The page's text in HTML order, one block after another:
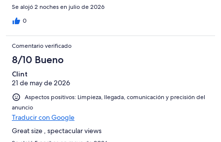
Se alojó 2 noches en julio de 2026
0
Comentario verificado
8/10 Bueno
Clint
21 de may de 2026
Aspectos positivos: Limpieza, llegada, comunicación y precisión del
anuncio
Traducir con Google
Great size , spectacular views